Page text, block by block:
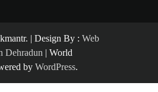
| Design By : Web
Dehradun | World
by WordPress.